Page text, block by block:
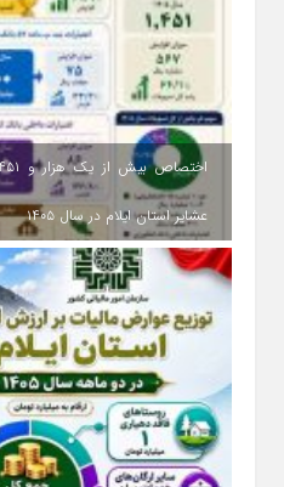
عشایر استان ایلام در سال ۱۴۰۵